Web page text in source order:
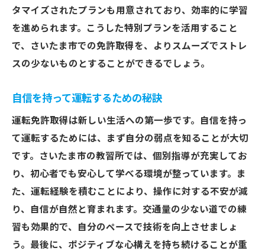
タマイズされたプランも用意されており、効率的に学習
を進められます。こうした特別プランを活用すること
で、さいたま市での免許取得を、よりスムーズでストレ
スの少ないものとすることができるでしょう。
自信を持って運転するための秘訣
運転免許取得は新しい生活への第一歩です。自信を持っ
て運転するためには、まず自分の弱点を知ることが大切
です。さいたま市の教習所では、個別指導が充実してお
り、初心者でも安心して学べる環境が整っています。ま
た、運転経験を積むことにより、操作に対する不安が減
り、自信が自然と育まれます。交通量の少ない道での練
習も効果的で、自分のペースで技術を向上させましょ
う。最後に、ポジティブな心構えを持ち続けることが重